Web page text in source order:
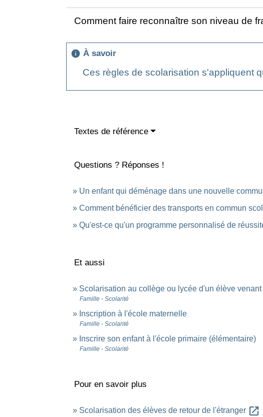
Comment faire reconnaître son niveau de
info À savoir
Ces règles de scolarisation s'appliquent
Textes de référence
Questions ? Réponses !
Un enfant qui déménage dans une nouvelle
Comment bénéficier des transports en commun
Qu'est-ce qu'un programme personnalisé de
Et aussi
Scolarisation au collège ou lycée d'un élève
Famille - Scolarité
Inscription à l'école maternelle
Famille - Scolarité
Inscrire son enfant à l'école primaire (élémentaire)
Famille - Scolarité
Pour en savoir plus
Scolarisation des élèves de retour de l'étranger open_in_new